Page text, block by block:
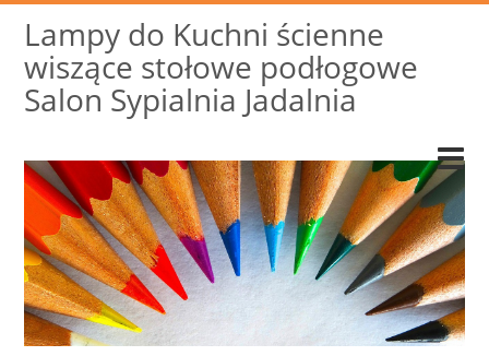
Lampy do Kuchni ścienne
wiszące stołowe podłogowe
Salon Sypialnia Jadalnia